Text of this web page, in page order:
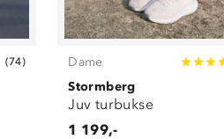
(74) Dame
Stormberg
Juv turbukse
1 199,-